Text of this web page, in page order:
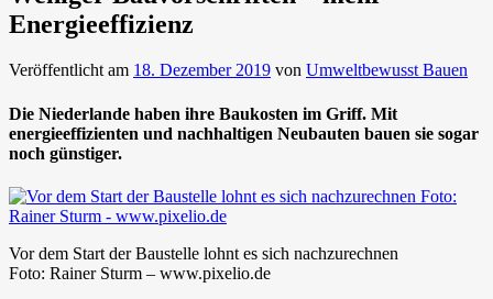
Energieeffizienz
Veröffentlicht am 18. Dezember 2019 von Umweltbewusst Bauen
Die Niederlande haben ihre Baukosten im Griff. Mit
energieeffizienten und nachhaltigen Neubauten bauen sie sogar
noch günstiger.
Vor dem Start der Baustelle lohnt es sich nachzurechnen
Foto: Rainer Sturm – www.pixelio.de